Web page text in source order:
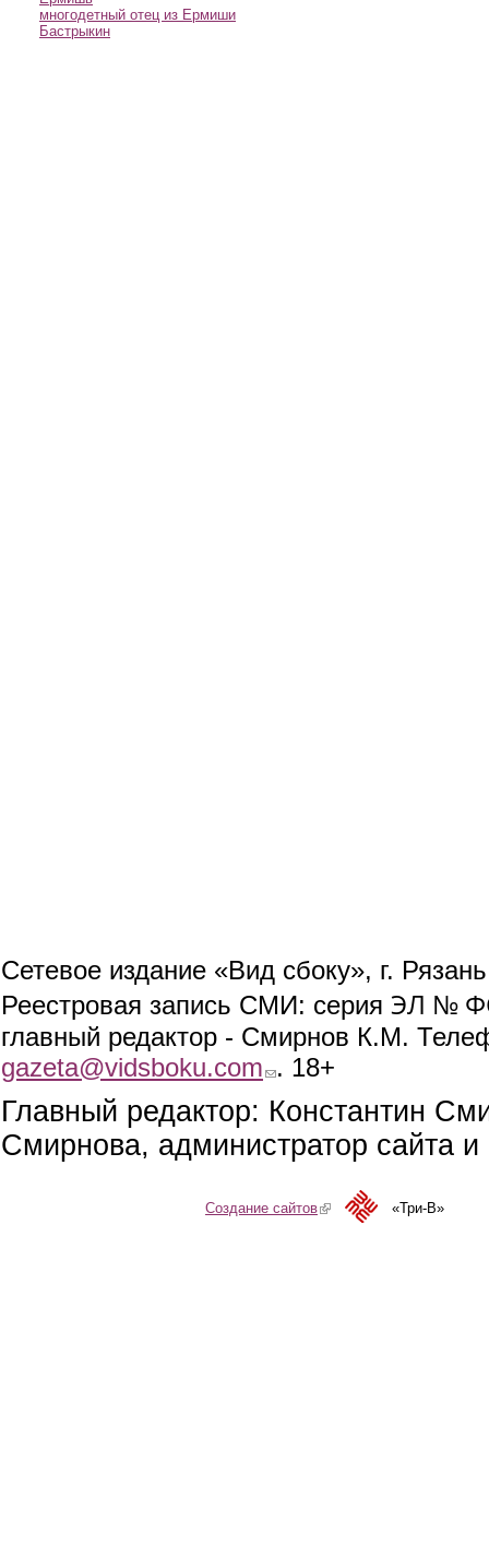
многодетный отец из Ермиши
Бастрыкин
Сетевое издание «Вид сбоку», г.
Реестровая запись СМИ: серия ЭЛ №
главный редактор - Смирнов К.М.
gazeta@vidsboku.com (link sends e-mail)
. 18+
Главный редактор: Константин
Смирнова, администратор сайта
Создание сайтов(link is external)«Три-В»